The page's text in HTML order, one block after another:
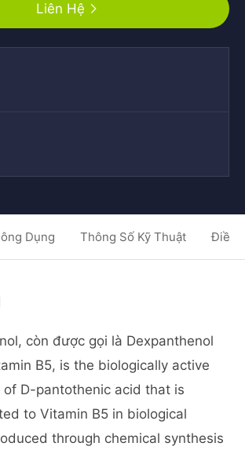
Liên Hệ
Dụng Thông Số Kỹ Thuật Điều
còn được gọi là Dexpanthenol
B5, is the biologically active
of D-pantothenic acid that is
to Vitamin B5 in biological
through chemical synthesis